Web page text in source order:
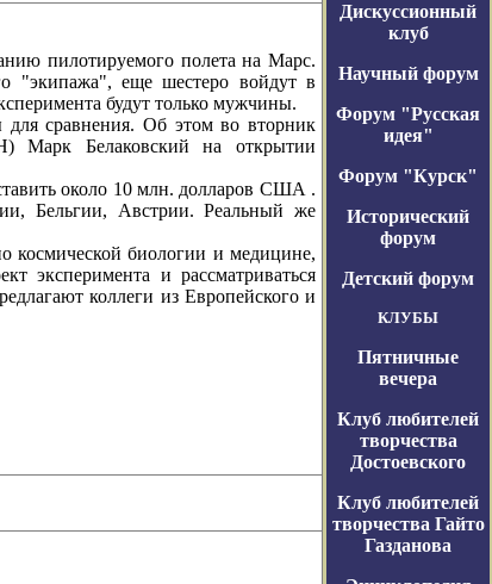
пилотируемого полета на Марс.
"экипажа", еще шестеро войдут в
будут только мужчины.
сравнения. Об этом во вторник
Марк Белаковский на открытии
около 10 млн. долларов США .
Бельгии, Австрии. Реальный же
космической биологии и медицине,
эксперимента и рассматриваться
коллеги из Европейского и
Дискуссионный
клуб
Научный форум
Форум "Русская
идея"
Форум "Курск"
Исторический
форум
Детский форум
КЛУБЫ
Пятничные
вечера
Клуб любителей
творчества
Достоевского
Клуб любителей
творчества Гайто
Газданова